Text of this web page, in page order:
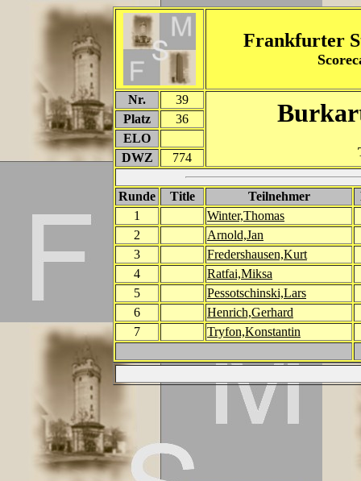
Frankfurter
Nr. 39
Platz
36
ELO
DWZ
774
Runde Title Teilnehmer
1
Winter,Thomas
2
Arnold,Jan
3
Fredershausen,Kurt
4
Ratfai,Miksa
5
Pessotschinski,Lars
6
Henrich,Gerhard
7
Tryfon,Konstantin